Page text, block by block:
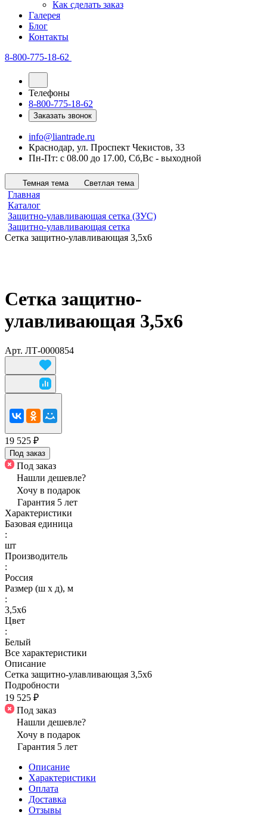
Как сделать заказ
Галерея
Блог
Контакты
8-800-775-18-62
Телефоны
8-800-775-18-62
Заказать звонок
info@liantrade.ru
Краснодар, ул. Проспект Чекистов, 33
Пн-Пт: c 08.00 до 17.00, Cб,Вс - выходной
Темная тема Светлая тема
Главная
Каталог
Защитно-улавливающая сетка (ЗУС)
Защитно-улавливающая сетка
Сетка защитно-улавливающая 3,5х6
Сетка защитно-
улавливающая 3,5х6
Арт. ЛТ-0000854
19 525 ₽
Под заказ
Под заказ
Нашли дешевле?
Хочу в подарок
Гарантия 5 лет
Характеристики
Базовая единица
:
шт
Производитель
:
Россия
Размер (ш х д), м
:
3,5х6
Цвет
:
Белый
Все характеристики
Описание
Сетка защитно-улавливающая 3,5х6
Подробности
19 525 ₽
Под заказ
Нашли дешевле?
Хочу в подарок
Гарантия 5 лет
Описание
Характеристики
Оплата
Доставка
Отзывы